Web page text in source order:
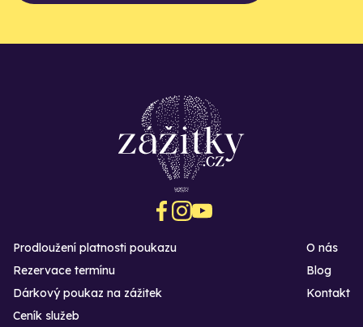
Prodloužení platnosti poukazu
Rezervace termínu
Dárkový poukaz na zážitek
O nás
Blog
Kontakt
Ceník služeb